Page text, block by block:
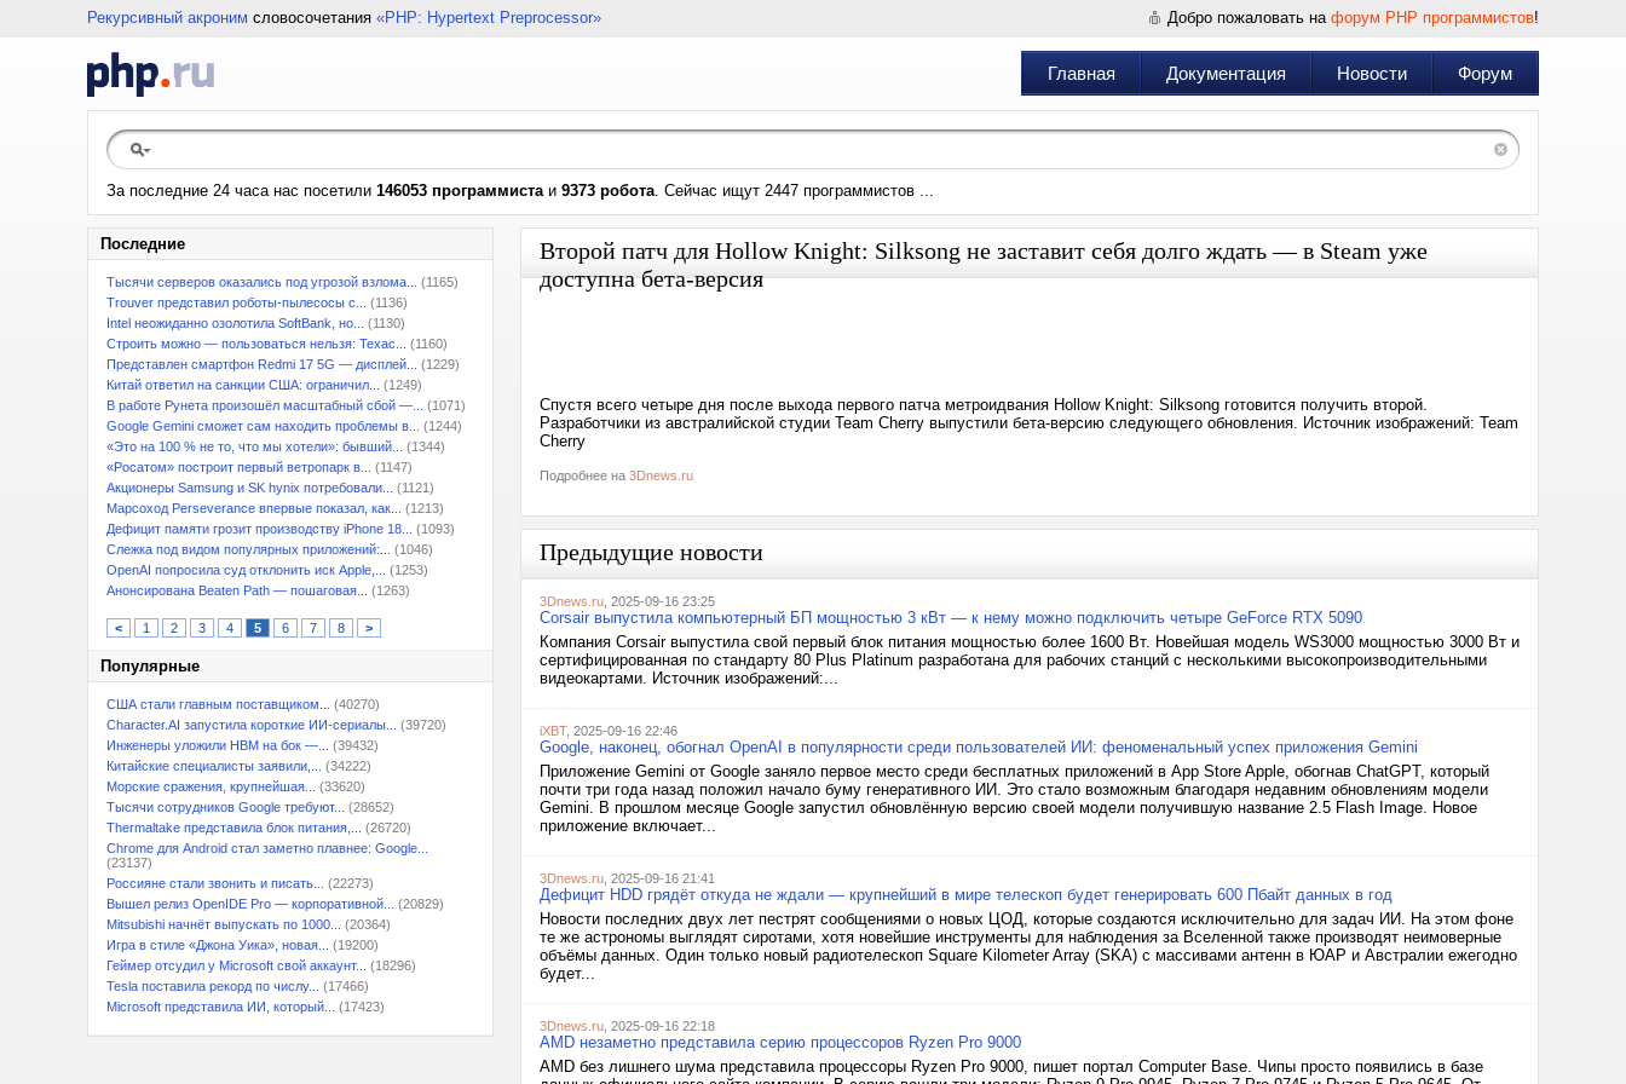
Рекурсивный акроним словосочетания «PHP: Hypertext Preprocessor» Добро пожаловать на форум PHP программистов!
Главная Документация Новости Форум
За последние 24 часа нас посетили 146053 программистаи 9373 робота. Сейчас ищут 2447 программистов ...
Последние
Тысячи серверов оказались под угрозой взлома...
(1165)
Trouver представил роботы-пылесосы с...
(1136)
Intel неожиданно озолотила SoftBank, но...
(1130)
Строить можно — пользоваться нельзя: Техас...
(1160)
Представлен смартфон Redmi 17 5G — дисплей...
(1229)
Китай ответил на санкции США: ограничил...
(1249)
В работе Рунета произошёл масштабный сбой —...
(1071)
Google Gemini сможет сам находить проблемы в...
(1244)
«Это на 100 % не то, что мы хотели»: бывший...
(1344)
«Росатом» построит первый ветропарк в...
(1147)
Акционеры Samsung и SK hynix потребовали...
(1121)
Марсоход Perseverance впервые показал, как...
(1213)
Дефицит памяти грозит производству iPhone 18...
(1093)
Слежка под видом популярных приложений:...
(1046)
OpenAI попросила суд отклонить иск Apple,...
(1253)
Анонсирована Beaten Path — пошаговая...
(1263)
< 1 2 3 4 5 6 7 8 >
Популярные
США стали главным поставщиком...
(40270)
Character.AI запустила короткие ИИ-сериалы...
(39720)
Инженеры уложили HBM на бок —...
(39432)
Китайские специалисты заявили,...
(34222)
Морские сражения, крупнейшая...
(33620)
Тысячи сотрудников Google требуют...
(28652)
Thermaltake представила блок питания,...
(26720)
Chrome для Android стал заметно плавнее: Google...
(23137)
Россияне стали звонить и писать...
(22273)
Вышел релиз OpenIDE Pro — корпоративной...
(20829)
Mitsubishi начнёт выпускать по 1000...
(20364)
Игра в стиле «Джона Уика», новая...
(19200)
Геймер отсудил у Microsoft свой аккаунт...
(18296)
Tesla поставила рекорд по числу...
(17466)
Microsoft представила ИИ, который...
(17423)
Второй патч для Hollow Knight: Silksong не заставит себя долго ждать — в Steam уже
доступна бета-версия
Спустя всего четыре дня после выхода первого патча метроидвания Hollow Knight: Silksong готовится получить второй.
Разработчики из австралийской студии Team Cherry выпустили бета-версию следующего обновления. Источник изображений: Team
Cherry
Подробнее на 3Dnews.ru
Предыдущие новости
3Dnews.ru , 2025-09-16 23:25
Corsair выпустила компьютерный БП мощностью 3 кВт — к нему можно подключить четыре GeForce RTX 5090
Компания Corsair выпустила свой первый блок питания мощностью более 1600 Вт. Новейшая модель WS3000 мощностью 3000 Вт и
сертифицированная по стандарту 80 Plus Platinum разработана для рабочих станций с несколькими высокопроизводительными
видеокартами. Источник изображений:...
iXBT, 2025-09-16 22:46
Google, наконец, обогнал OpenAI в популярности среди пользователей ИИ: феноменальный успех приложения Gemini
Приложение Gemini от Google заняло первое место среди бесплатных приложений в App Store Apple, обогнав ChatGPT, который
почти три года назад положил начало буму генеративного ИИ. Это стало возможным благодаря недавним обновлениям модели
Gemini. В прошлом месяце Google запустил обновлённую версию своей модели получившую название 2.5 Flash Image. Новое
приложение включает...
3Dnews.ru , 2025-09-16 21:41
Дефицит HDD грядёт откуда не ждали — крупнейший в мире телескоп будет генерировать 600 Пбайт данных в год
Новости последних двух лет пестрят сообщениями о новых ЦОД, которые создаются исключительно для задач ИИ. На этом фоне
те же астрономы выглядят сиротами, хотя новейшие инструменты для наблюдения за Вселенной также производят неимоверные
объёмы данных. Один только новый радиотелескоп Square Kilometer Array (SKA) с массивами антенн в ЮАР и Австралии ежегодно
будет...
3Dnews.ru , 2025-09-16 22:18
AMD незаметно представила серию процессоров Ryzen Pro 9000
AMD без лишнего шума представила процессоры Ryzen Pro 9000, пишет портал Computer Base. Чипы просто появились в базе